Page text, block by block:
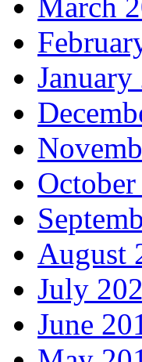
March
January
August
July
June